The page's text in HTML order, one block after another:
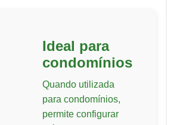
Ideal para
condomínios
Quando utilizada
para condomínios,
permite configurar